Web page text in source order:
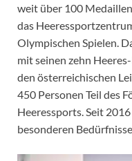
weit über 100
das
Olympischen Spielen.
mit seinen zehn
den österreichischen
450 Personen Teil des
Heeressports. Seit
besonderen